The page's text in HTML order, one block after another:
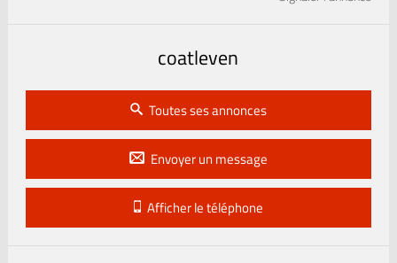
coatleven
Toutes ses annonces
Envoyer un message
Afficher le téléphone